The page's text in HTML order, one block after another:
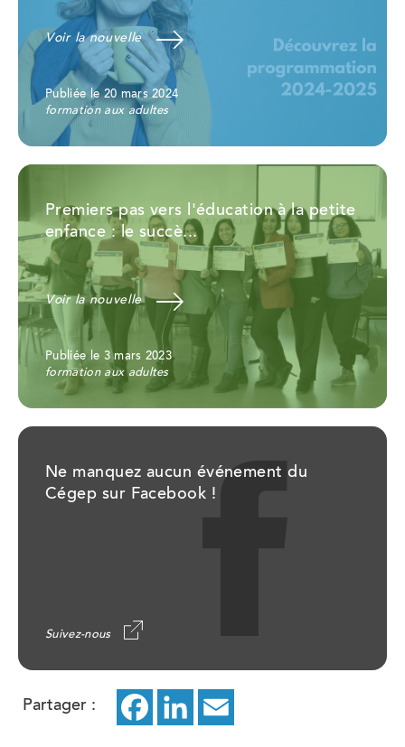
Partager : Facebook
ce LinkedIn
ce
Voir la nouvelle
Publiée le 20 mars 2024
formation aux adultes
Premiers pas vers l'éducation à la petite
enfance : le succè...
Voir la nouvelle
Publiée le 3 mars 2023
formation aux adultes
Ne manquez aucun événement du
Cégep sur Facebook !
Suivez-nous